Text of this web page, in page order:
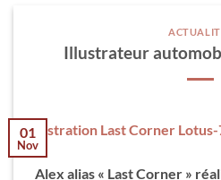
Illustrateur
01
Nov
Alex alias « Last Corner »